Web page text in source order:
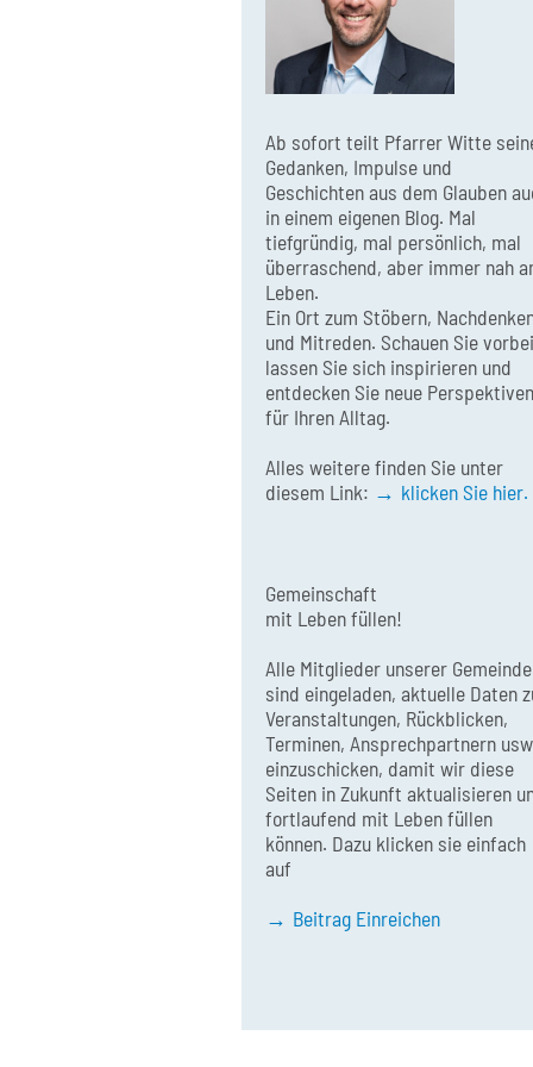
Ab sofort teilt Pfarrer Witte
Gedanken, Impulse und
Geschichten aus dem Glauben
in einem eigenen Blog. Mal
tiefgründig, mal persönlich, mal
überraschend, aber immer nah
Leben.
Ein Ort zum Stöbern,
und Mitreden. Schauen Sie
lassen Sie sich inspirieren und
entdecken Sie neue Perspektiven
für Ihren Alltag.
Alles weitere finden Sie unter
diesem Link:
klicken Sie hier.
Gemeinschaft
mit Leben füllen!
Alle Mitglieder unserer
sind eingeladen, aktuelle Daten
Veranstaltungen, Rückblicken,
Terminen, Ansprechpartnern
einzuschicken, damit wir diese
Seiten in Zukunft aktualisieren
fortlaufend mit Leben füllen
können. Dazu klicken sie einfach
auf
Beitrag Einreichen